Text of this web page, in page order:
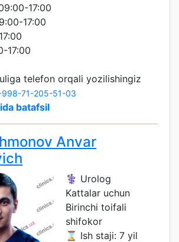
17:00
17:00
17:00
telefon orqali yozilishingiz
71-205-51-03
batafsil
Anvar
⚕️ Urolog
Kattalar uchun
Birinchi toifali
shifokor
⌛ Ish staji: 7 yil